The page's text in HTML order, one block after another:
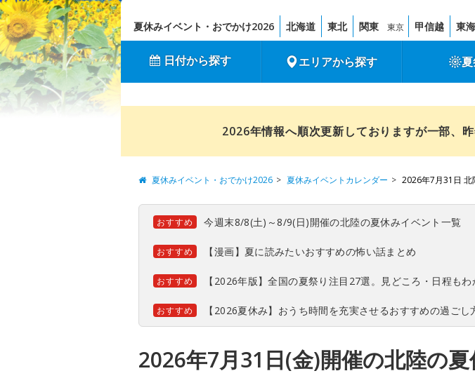
夏休みイベント・おでかけ2026 北海道 東北 関東 東京 甲信越 東海
日付から探す エリアから探す
2026年情報へ順次更新しておりますが一部、
夏休みイベント・おでかけ2026 夏休みイベントカレンダー 2026年7月31日 北
おすすめ 今週末8/8(土)～8/9(日)開催の北陸の夏休みイベント一覧
おすすめ 【漫画】夏に読みたいおすすめの怖い話まとめ
おすすめ 【2026年版】全国の夏祭り注目27選。見どころ・日程もわ
おすすめ 【2026夏休み】おうち時間を充実させるおすすめの過ごし
2026年7月31日(金)開催の北陸の